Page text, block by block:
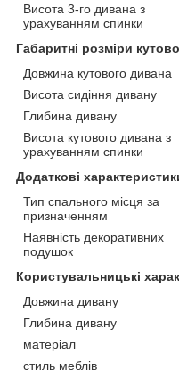
Висота 3-го дивана з
урахуванням спинки
Габаритні розміри
Довжина кутового дивана
Висота сидіння дивану
Глибина дивану
Висота кутового дивана з
урахуванням спинки
Додаткові
Тип спального місця за
призначенням
Наявність декоративних
подушок
Користувальницькі
Довжина дивану
Глибина дивану
матеріал
стиль меблів